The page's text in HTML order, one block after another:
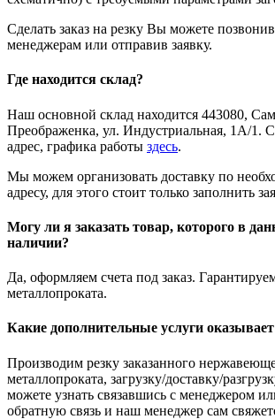
Сделать заказ на резку Вы можете
менеджерам или отправив заявку.
Где находится склад?
Наш основной склад находится 443080,
Преображенка, ул. Индустриальная, 1А/1.
адрес, графика работы здесь.
Мы можем организовать доставку по
адресу, для этого стоит только заполнить
Могу ли я заказать товар, которого в
наличии?
Да, оформляем счета под заказ.
металлопроката.
Какие дополнительные услуги
Производим резку заказанного
металлопроката, загрузку/доставку/
можете узнать связавшись с менеджером
обратную связь и наш менеджер сам